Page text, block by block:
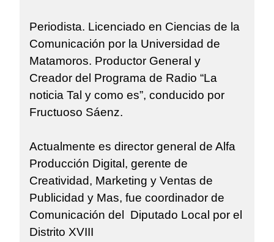
Periodista. Licenciado en Ciencias de la
Comunicación por la Universidad de
Matamoros. Productor General y
Creador del Programa de Radio “La
noticia Tal y como es”, conducido por
Fructuoso Sáenz.
Actualmente es director general de Alfa
Producción Digital, gerente de
Creatividad, Marketing y Ventas de
Publicidad y Mas, fue coordinador de
Comunicación del Diputado Local por el
Distrito XVIII